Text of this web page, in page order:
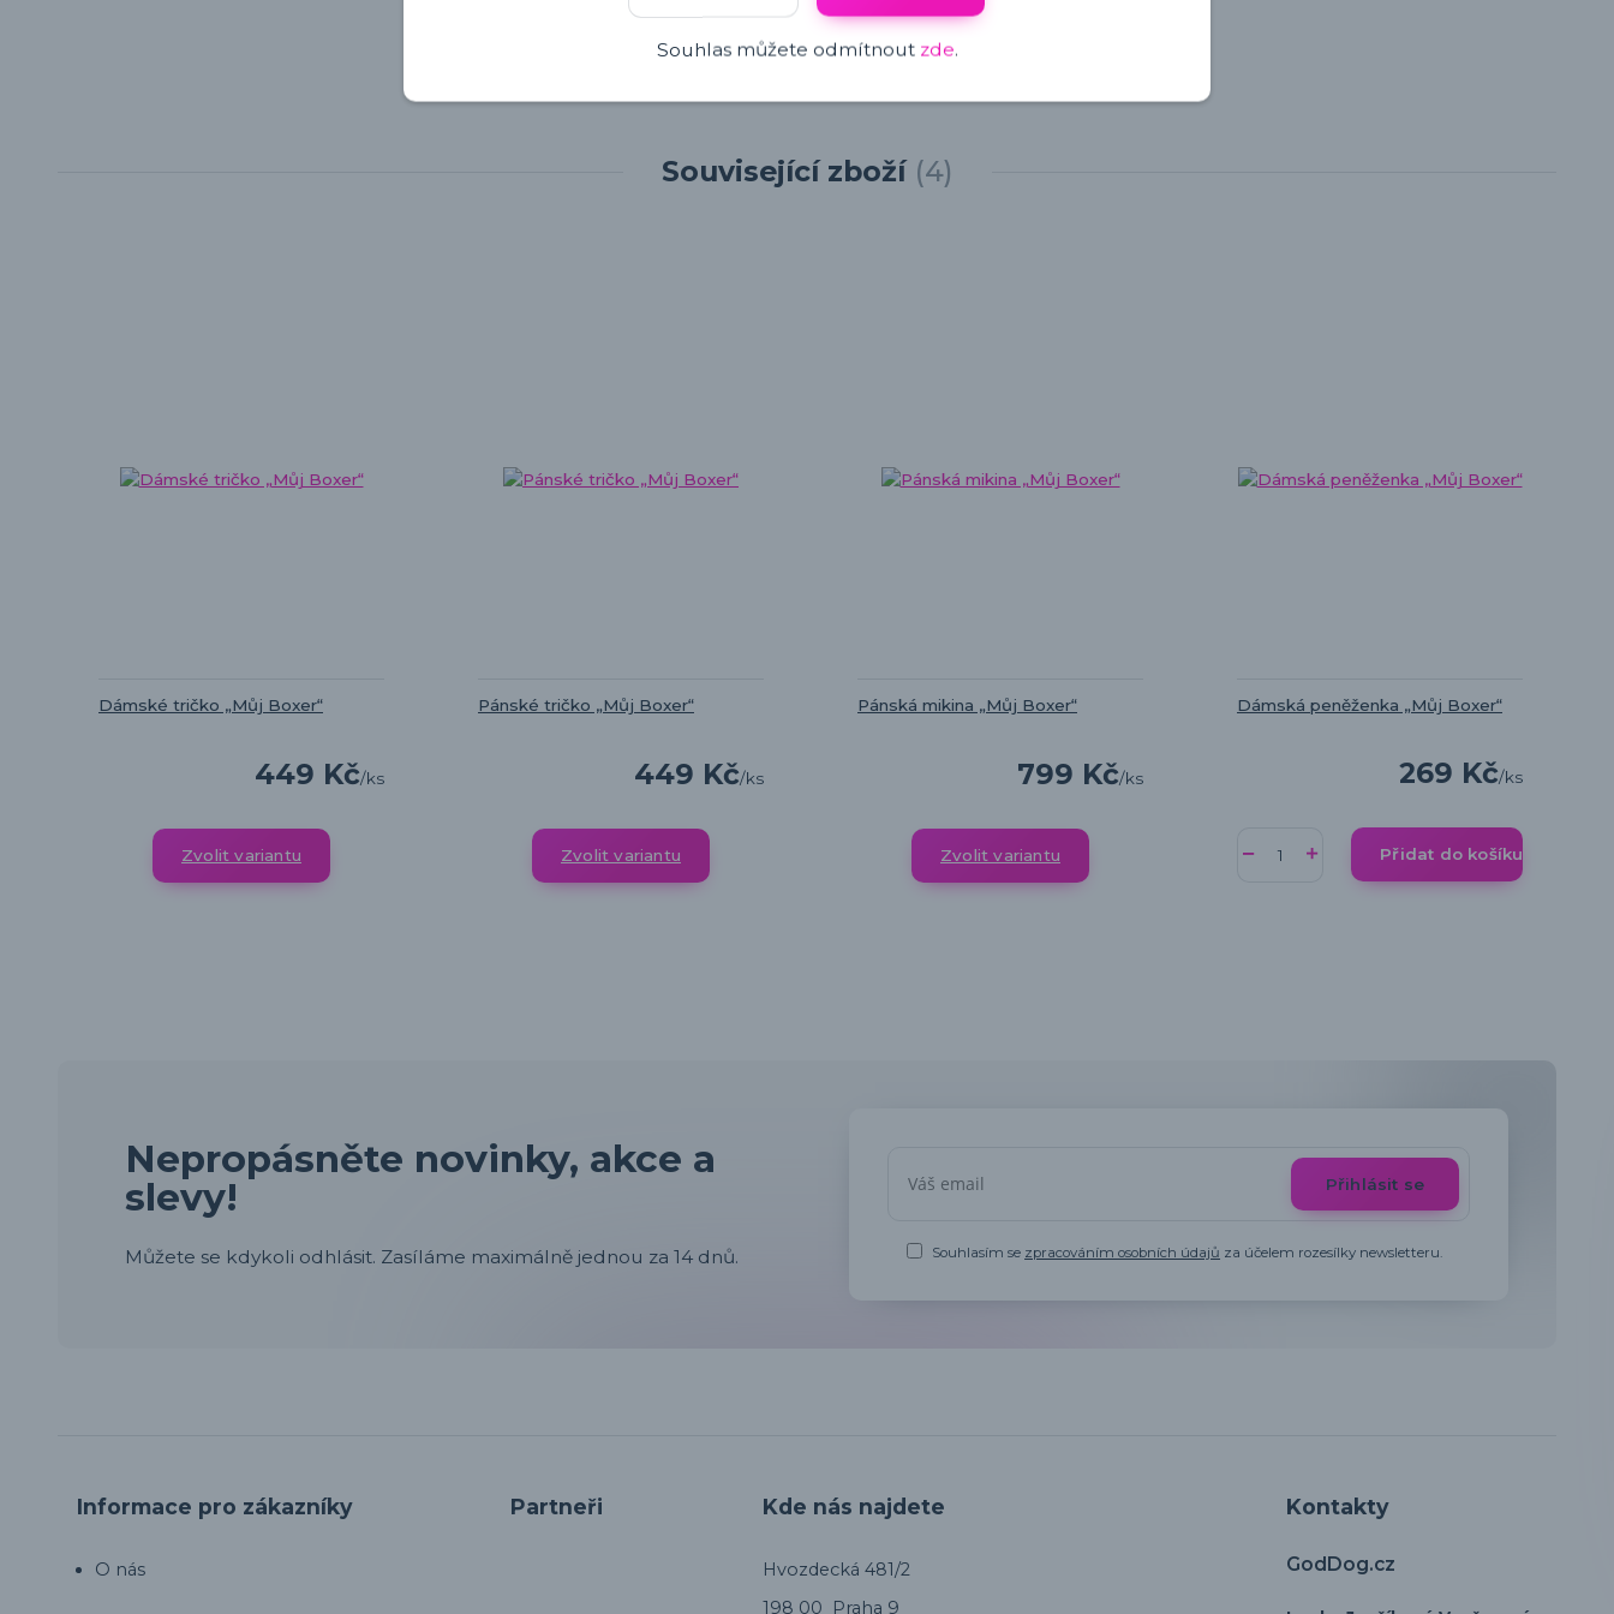
Související zboží 4
Dámské tričko „Můj Boxer“
449 Kč/ks
Zvolit variantu
Pánské tričko „Můj Boxer“
449 Kč/ks
Zvolit variantu
Pánská mikina „Můj Boxer“
799 Kč/ks
Zvolit variantu
Dámská peněženka „Můj Boxer“
269 Kč/ks
Přidat do košíku
Nepropásněte novinky, akce a
slevy!
Můžete se kdykoli odhlásit. Zasíláme maximálně jednou za 14 dnů.
Přihlásit se
Souhlasím se zpracováním osobních údajů za účelem rozesílky newsletteru.
Informace pro zákazníky
O nás
Partneři Kde nás najdete
Hvozdecká 481/2
198 00 Praha 9
Kontakty
GodDog.cz
Souhlas můžete odmítnout zde.